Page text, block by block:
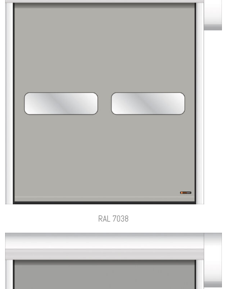
RAL 7038